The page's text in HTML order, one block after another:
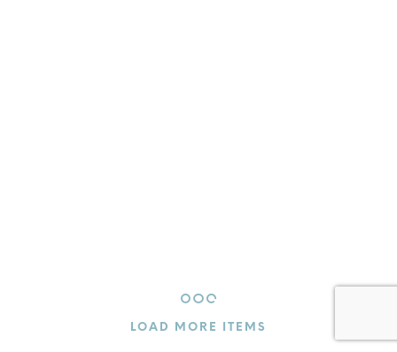
LOAD MORE ITEMS